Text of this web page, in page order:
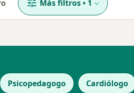
Más filtros• 1
Psicopedagogo Cardiólogo